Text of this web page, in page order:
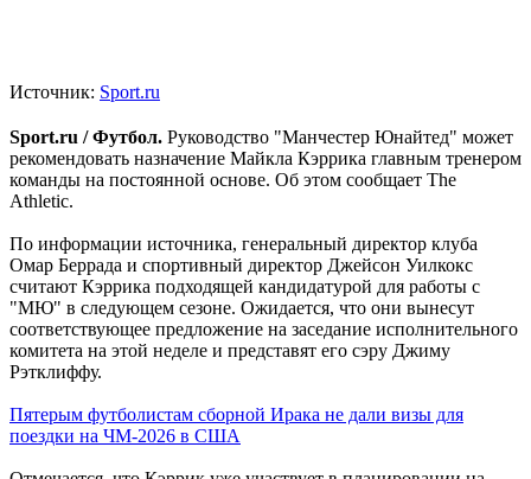
Источник: Sport.ru
Sport.ru / Футбол. Руководство "Манчестер Юнайтед" может
рекомендовать назначение Майкла Кэррика главным тренером
команды на постоянной основе. Об этом сообщает The
Athletic.
По информации источника, генеральный директор клуба
Омар Беррада и спортивный директор Джейсон Уилкокс
считают Кэррика подходящей кандидатурой для работы с
"МЮ" в следующем сезоне. Ожидается, что они вынесут
соответствующее предложение на заседание исполнительного
комитета на этой неделе и представят его сэру Джиму
Рэтклиффу.
Пятерым футболистам сборной Ирака не дали визы для
поездки на ЧМ-2026 в США